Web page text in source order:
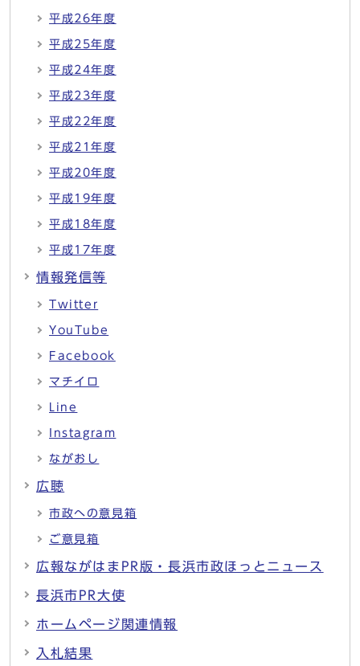
平成26年度
平成25年度
平成24年度
平成23年度
平成22年度
平成21年度
平成20年度
平成19年度
平成18年度
平成17年度
情報発信等
Twitter
YouTube
Facebook
マチイロ
Line
Instagram
ながおし
広聴
市政への意見箱
ご意見箱
広報ながはまPR版・長浜市政ほっとニュース
長浜市PR大使
ホームページ関連情報
入札結果